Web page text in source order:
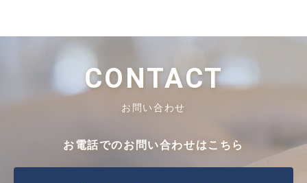
CONTACT
お問い合わせ
お電話でのお問い合わせはこちら